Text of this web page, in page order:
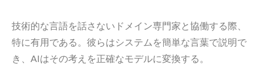
技術的な言語を話さないドメイン専門家と協働する際、
特に有用である。彼らはシステムを簡単な言葉で説明で
き、AIはその考えを正確なモデルに変換する。